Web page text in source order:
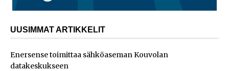
UUSIMMAT ARTIKKELIT
Enersense toimittaa sähköaseman Kouvolan
datakeskukseen